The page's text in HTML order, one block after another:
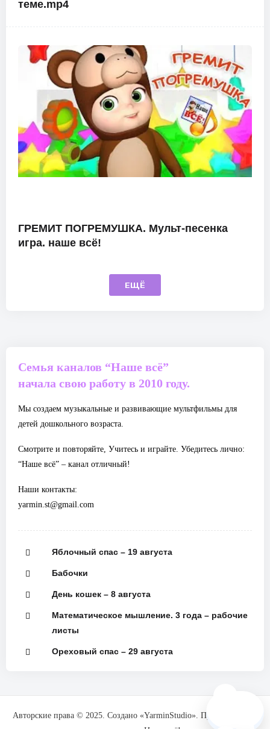
теме.mp4
ГРЕМИТ ПОГРЕМУШКА. Мульт-песенка
игра. наше всё!
ЕЩЁ
Семья каналов “Наше всё”
начала свою работу в 2010 году.
Мы создаем музыкальные и развивающие мультфильмы для
детей дошкольного возраста.
Смотрите и повторяйте, Учитесь и играйте. Убедитесь лично:
“Наше всё” – канал отличный!
Наши контакты:
yarmin.st@gmail.com
Яблочный спас – 19 августа
Бабочки
День кошек – 8 августа
Математическое мышление. 3 года – рабочие
листы
Ореховый спас – 29 августа
Авторские права © 2025. Создано «YarminStudio». При поддержке